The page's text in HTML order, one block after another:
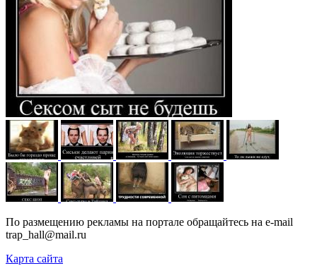
По размещению рекламы на портале обращайтесь на e-mail
trap_hall@mail.ru
Карта сайта